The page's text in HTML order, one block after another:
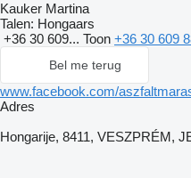
Kauker Martina
Talen: Hongaars
+36 30 609... Toon +36 30 609
Bel me terug
www.facebook.com/
Adres
Hongarije, 8411, VESZPRÉM,